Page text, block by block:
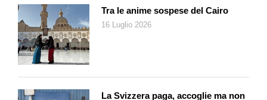
Tra le anime sospese del Cairo
16 Luglio 2026
La Svizzera paga, accoglie ma non